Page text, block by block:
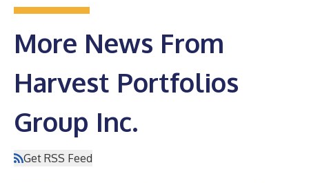
More News From
Harvest Portfolios
Group Inc.
Get RSS Feed